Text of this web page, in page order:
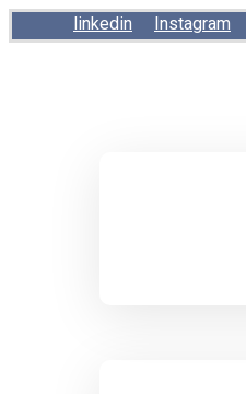
linkedin Instagram